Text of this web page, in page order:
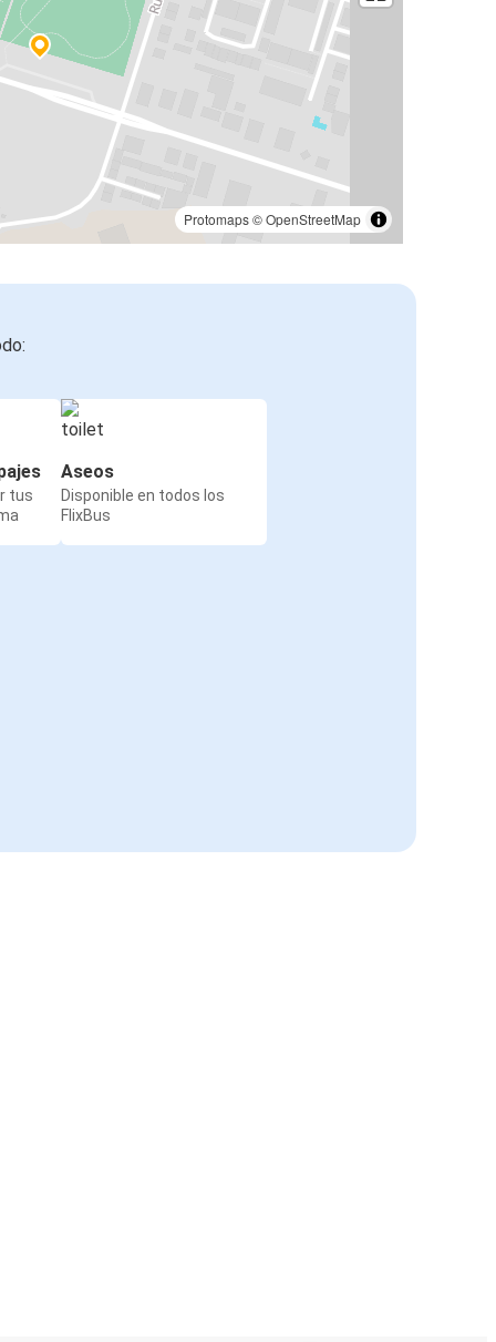
Protomaps©OpenStreetMap
tus
Aseos
Disponible en todos los
FlixBus